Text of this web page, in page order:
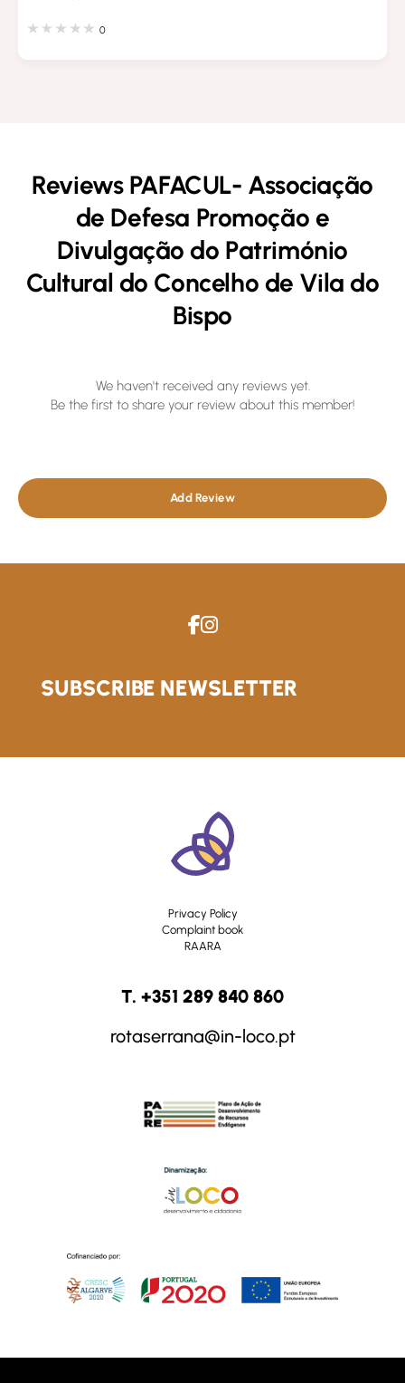
0
Reviews PAFACUL- Associação
de Defesa Promoção e
Divulgação do Património
Cultural do Concelho de Vila do
Bispo
We haven't received any reviews yet.
Be the first to share your review about this member!
Add Review
SUBSCRIBE NEWSLETTER
Privacy Policy
Complaint book
RAARA
T. +351 289 840 860
rotaserrana@in-loco.pt